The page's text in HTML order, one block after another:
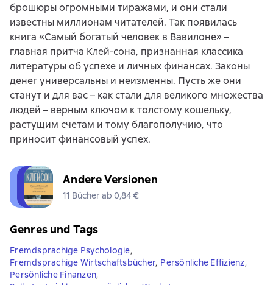
брошюры огромными тиражами, и они стали
известны миллионам читателей. Так появилась
книга «Самый богатый человек в Вавилоне» –
главная притча Клей-сона, признанная классика
литературы об успехе и личных финансах. Законы
денег универсальны и неизменны. Пусть же они
станут и для вас – как стали для великого множества
людей – верным ключом к толстому кошельку,
растущим счетам и тому благополучию, что
приносит финансовый успех.
Andere Versionen
11 Bücher ab 0,84 €
Genres und Tags
Fremdsprachige Psychologie,
Fremdsprachige Wirtschaftsbücher, Persönliche Effizienz,
Persönliche Finanzen,